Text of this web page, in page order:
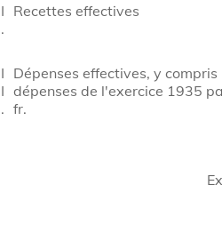
I
.
Recettes effectives
I
I
.
Dépenses effectives, y
dépenses de l'exercice 1935
fr.